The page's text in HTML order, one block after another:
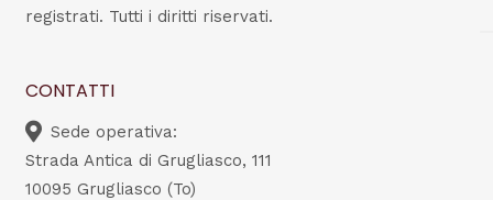
registrati. Tutti i diritti riservati.
CONTATTI
Sede operativa:
Strada Antica di Grugliasco, 111
10095 Grugliasco (To)